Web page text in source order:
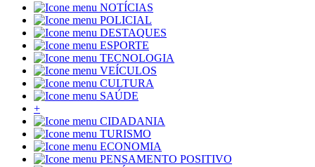
NOTÍCIAS
POLICIAL
DESTAQUES
ESPORTE
TECNOLOGIA
VEÍCULOS
CULTURA
SAÚDE
+
CIDADANIA
TURISMO
ECONOMIA
PENSAMENTO POSITIVO